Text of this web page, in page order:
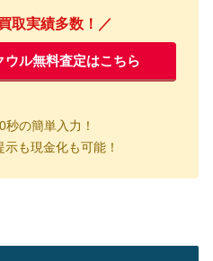
取実績多数！／
ウル無料査定はこちら
秒の簡単入力！
も現金化も可能！